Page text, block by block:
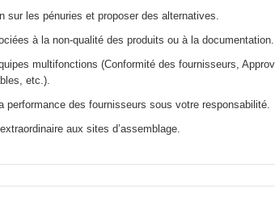
sur les pénuries et proposer des alternatives.
à la non-qualité des produits ou à la documentation.
multifonctions (Conformité des fournisseurs,
etc.).
performance des fournisseurs sous votre responsabilité.
aux sites d’assemblage.